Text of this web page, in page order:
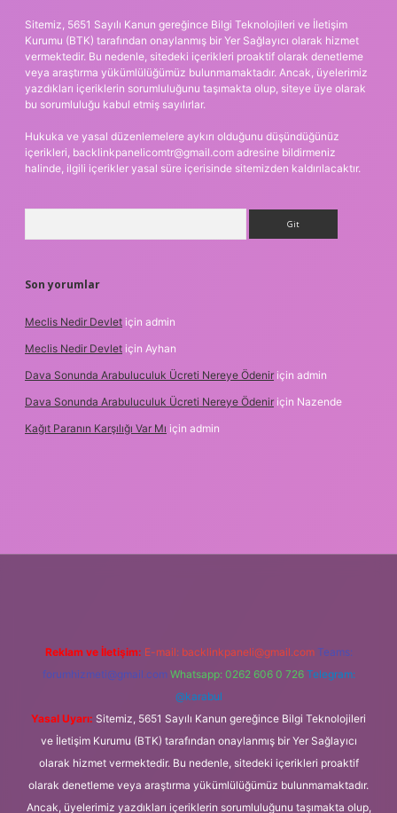
Sitemiz, 5651 Sayılı Kanun gereğince Bilgi Teknolojileri ve İletişim
Kurumu (BTK) tarafından onaylanmış bir Yer Sağlayıcı olarak hizmet
vermektedir. Bu nedenle, sitedeki içerikleri proaktif olarak denetleme
veya araştırma yükümlülüğümüz bulunmamaktadır. Ancak, üyelerimiz
yazdıkları içeriklerin sorumluluğunu taşımakta olup, siteye üye olarak
bu sorumluluğu kabul etmiş sayılırlar.
Hukuka ve yasal düzenlemelere aykırı olduğunu düşündüğünüz
içerikleri, backlinkpanelicomtr@gmail.com adresine bildirmeniz
halinde, ilgili içerikler yasal süre içerisinde sitemizden kaldırılacaktır.
Son yorumlar
Meclis Nedir Devlet için admin
Meclis Nedir Devlet için Ayhan
Dava Sonunda Arabuluculuk Ücreti Nereye Ödenir için admin
Dava Sonunda Arabuluculuk Ücreti Nereye Ödenir için Nazende
Kağıt Paranın Karşılığı Var Mı için admin
Reklam ve İletişim: E-mail: backlinkpaneli@gmail.com Teams:
forumhizmeti@gmail.com Whatsapp: 0262 606 0 726 Telegram:
@karabul
Yasal Uyarı: Sitemiz, 5651 Sayılı Kanun gereğince Bilgi Teknolojileri
ve İletişim Kurumu (BTK) tarafından onaylanmış bir Yer Sağlayıcı
olarak hizmet vermektedir. Bu nedenle, sitedeki içerikleri proaktif
olarak denetleme veya araştırma yükümlülüğümüz bulunmamaktadır.
Ancak, üyelerimiz yazdıkları içeriklerin sorumluluğunu taşımakta olup,